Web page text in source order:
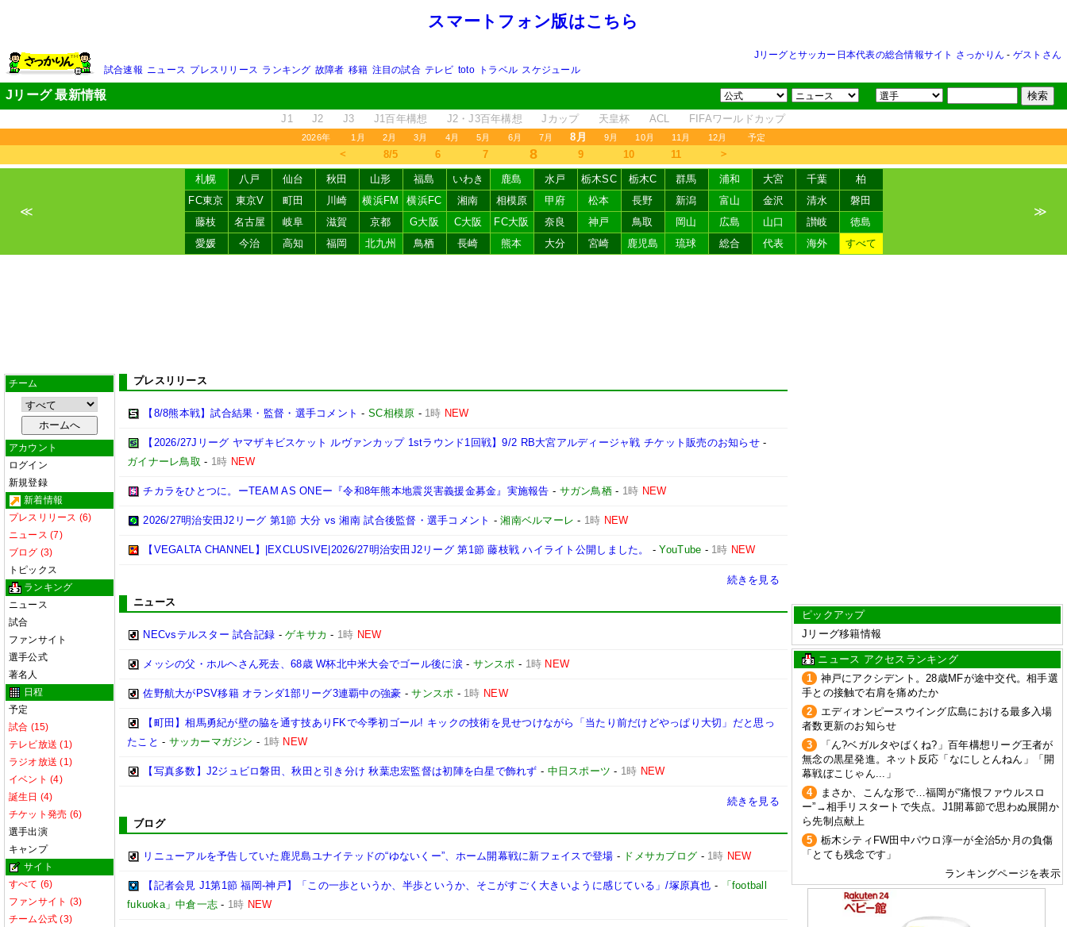
スマートフォン版はこちら
Jリーグとサッカー日本代表の総合情報サイト さっかりん - ゲストさん
試合速報 ニュース プレスリリース ランキング 故障者 移籍 注目の試合 テレビ toto トラベル スケジュール
Jリーグ 最新情報
J1 J2 J3 J1百年構想 J2・J3百年構想 Jカップ 天皇杯 ACL FIFAワールドカップ
2026年 1月 2月 3月 4月 5月 6月 7月 8月 9月 10月 11月 12月 予定
＜ 8/5 6 7 8 9 10 11 ＞
≪
札幌 八戸 仙台 秋田 山形 福島 いわき 鹿島 水戸 栃木SC 栃木C 群馬 浦和 大宮 千葉
柏
FC東京
東京V 町田 川崎 横浜FM 横浜FC 湘南 相模原 甲府 松本 長野 新潟 富山 金沢 清水
磐田
藤枝
名古屋 岐阜 滋賀 京都 G大阪 C大阪 FC大阪 奈良 神戸 鳥取 岡山 広島 山口 讃岐
徳島
愛媛
今治 高知 福岡 北九州 鳥栖 長崎 熊本 大分 宮崎 鹿児島 琉球 総合 代表 海外 すべて
≫
チーム
アカウント
ログイン
新規登録
新着情報
プレスリリース (6)
ニュース (7)
ブログ (3)
トピックス
ランキング
ニュース
試合
ファンサイト
選手公式
著名人
日程
予定
試合 (15)
テレビ放送 (1)
ラジオ放送 (1)
イベント (4)
誕生日 (4)
チケット発売 (6)
選手出演
キャンプ
サイト
すべて (6)
ファンサイト (3)
チーム公式 (3)
プレスリリース
【8/8熊本戦】試合結果・監督・選手コメント - SC相模原 - 1時 NEW
【2026/27Jリーグ ヤマザキビスケット ルヴァンカップ 1stラウンド1回戦】9/2 RB大宮アルディージャ戦 チケット販売のお知らせ-
ガイナーレ鳥取 - 1時 NEW
チカラをひとつに。ーTEAM AS ONEー『令和8年熊本地震災害義援金募金』実施報告 - サガン鳥栖- 1時 NEW
2026/27明治安田J2リーグ 第1節 大分 vs 湘南 試合後監督・選手コメント -湘南ベルマーレ - 1時 NEW
【VEGALTA CHANNEL】|EXCLUSIVE|2026/27明治安田J2リーグ 第1節 藤枝戦 ハイライト公開しました。 -YouTube - 1時 NEW
続きを見る
ニュース
NECvsテルスター 試合記録 -ゲキサカ - 1時 NEW
メッシの父・ホルヘさん死去、68歳 W杯北中米大会でゴール後に涙 - サンスポ - 1時 NEW
佐野航大がPSV移籍 オランダ1部リーグ3連覇中の強豪 -サンスポ - 1時 NEW
【町田】相馬勇紀が壁の脇を通す技ありFKで今季初ゴール! キックの技術を見せつけながら「当たり前だけどやっぱり大切」だと思っ
たこと - サッカーマガジン - 1時 NEW
【写真多数】J2ジュビロ磐田、秋田と引き分け 秋葉忠宏監督は初陣を白星で飾れず - 中日スポーツ - 1時 NEW
続きを見る
ブログ
リニューアルを予告していた鹿児島ユナイテッドの“ゆないくー”、ホーム開幕戦に新フェイスで登場 - ドメサカブログ - 1時 NEW
【記者会見 J1第1節 福岡-神戸】「この一歩というか、半歩というか、そこがすごく大きいように感じている」/塚原真也 -
「football
fukuoka」中倉一志 - 1時 NEW
ピックアップ
Jリーグ移籍情報
ニュース アクセスランキング
1
神戸にアクシデント。28歳MFが途中交代。相手選
手との接触で右肩を痛めたか
2
エディオンピースウイング広島における最多入場
者数更新のお知らせ
3
「ん?ベガルタやばくね?」百年構想リーグ王者が
無念の黒星発進。ネット反応「なにしとんねん」「開
幕戦ぼこじゃん...」
4
まさか、こんな形で…福岡が“痛恨ファウルスロ
ー”→相手リスタートで失点。J1開幕節で思わぬ展開か
ら先制点献上
5
栃木シティFW田中パウロ淳一が全治5か月の負傷
「とても残念です」
ランキングページを表示